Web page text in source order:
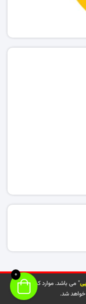
" می باشد. موارد کپی شده از
شد.
0